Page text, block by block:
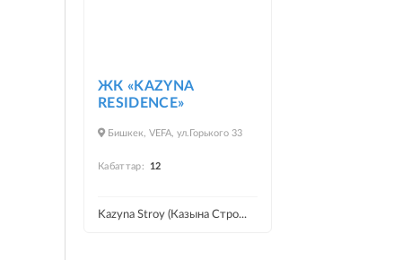
ЖК «KAZYNA
RESIDENCE»
Бишкек, VEFA, ул.Горького 33
Кабаттар: 12
Kazyna Stroy (Казына Стро...